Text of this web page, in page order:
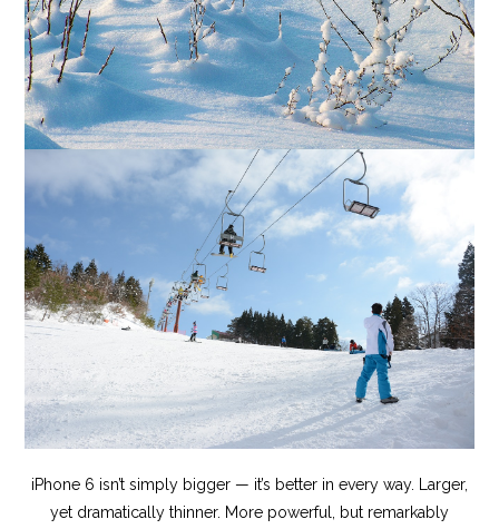
iPhone 6 isn’t simply bigger — it’s better in every way. Larger,
yet dramatically thinner. More powerful, but remarkably